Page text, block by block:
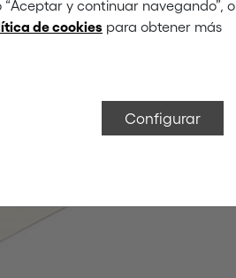
y continuar navegando”, o
de cookies para obtener más
Configurar